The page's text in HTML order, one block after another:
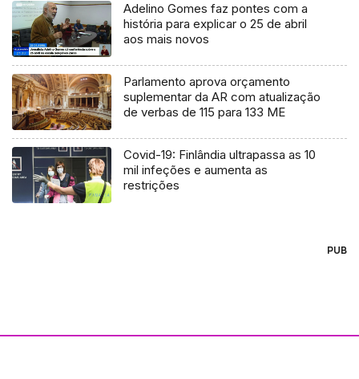
Adelino Gomes faz pontes com a
história para explicar o 25 de abril
aos mais novos
Parlamento aprova orçamento
suplementar da AR com atualização
de verbas de 115 para 133 ME
Covid-19: Finlândia ultrapassa as 10
mil infeções e aumenta as
restrições
PUB